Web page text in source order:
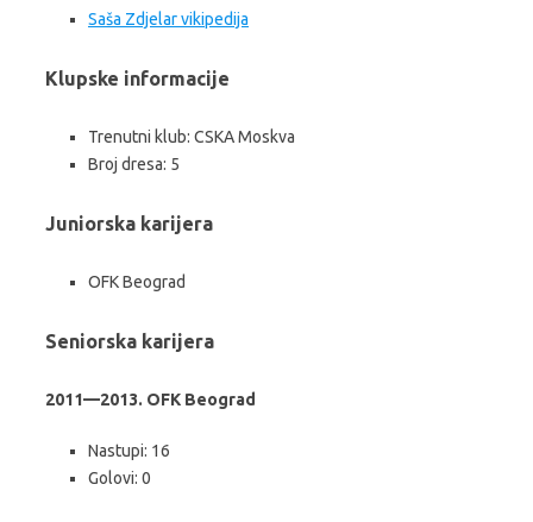
Saša Zdjelar vikipedija
Klupske informacije
Trenutni klub: CSKA Moskva
Broj dresa: 5
Juniorska karijera
OFK Beograd
Seniorska karijera
2011—2013. OFK Beograd
Nastupi: 16
Golovi: 0